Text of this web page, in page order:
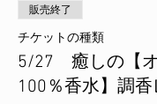
販売終了
チケットの種類
5/27 癒しの【
100％香水】調